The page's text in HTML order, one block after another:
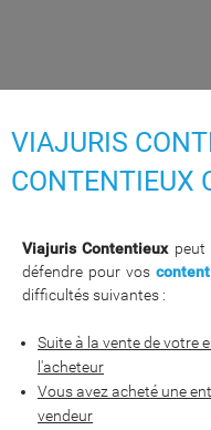
VIAJURIS
CONTENTIEUX
Viajuris Contentieuxpeut
défendre pour vos
difficultés suivantes :
Suite à la vente de votre
l'acheteur
Vous avez acheté une
vendeur